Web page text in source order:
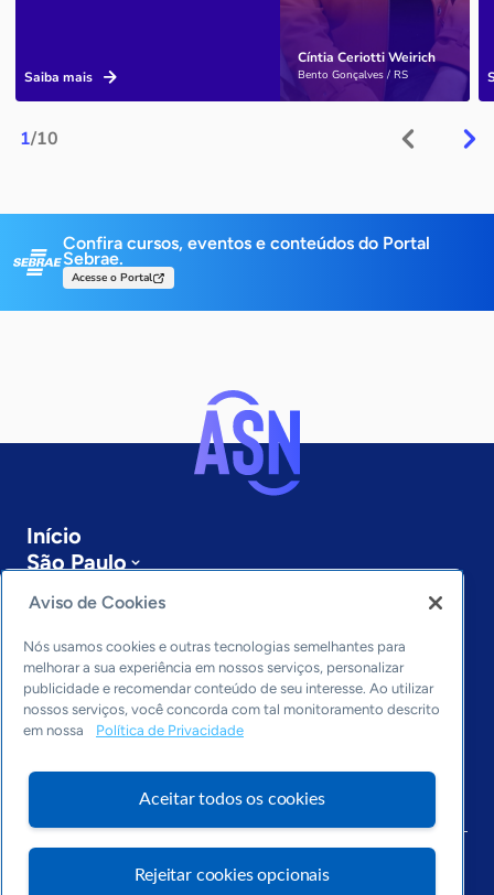
1/10
Cíntia Ceriotti Weirich
Bento Gonçalves / RS
Saiba mais
Confira cursos, eventos e conteúdos do Portal
Sebrae.
Acesse o Portal
Início
São Paulo
Sobre a ASN
Últimas notícias
Entre em contato
Editorias
Economia & Política
Inovação & Tecnologia
Cultura empreendedora
Arquivo
Aviso de Cookies
Nós usamos cookies e outras tecnologias semelhantes para
melhorar a sua experiência em nossos serviços, personalizar
publicidade e recomendar conteúdo de seu interesse. Ao utilizar
nossos serviços, você concorda com tal monitoramento descrito
em nossa
Política de Privacidade
Aceitar todos os cookies
Rejeitar cookies opcionais